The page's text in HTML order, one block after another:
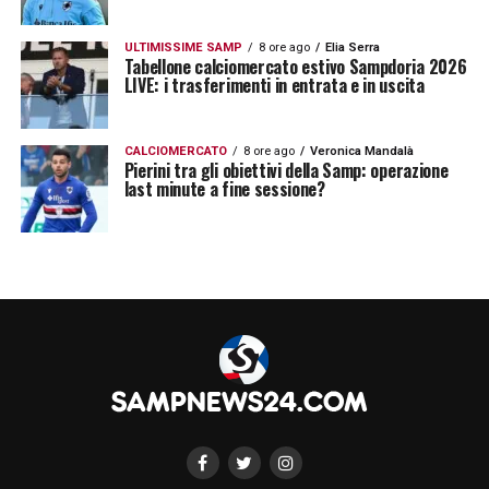
un giovane talento che necessita di spazio
per mostrare tutte le sue qualità.
LA CLASSIFICA – Swiss Super League
Basilea 53; Young Boys 38; Lucerna 33; Sion
32; San Gallo 24; Grasshopper 22;Lugano
21; Thun, Losanna 19; Vaduz 17.
ULTIMISSIME SAMP 8 ore ago Elia Serra
Tabellone calciomercato estivo Sampdoria 2026
LIVE: i trasferimenti in entrata e in uscita
CALCIOMERCATO 8 ore ago Veronica Mandalà
Pierini tra gli obiettivi della Samp: operazione
last minute a fine sessione?